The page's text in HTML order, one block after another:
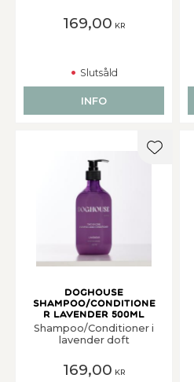
169,00 KR
Slutsåld
INFO
DogHouse
Shampoo/Conditione
r Lavender 500ml
Shampoo/Conditioner i
lavender doft
169,00 KR
Lägg